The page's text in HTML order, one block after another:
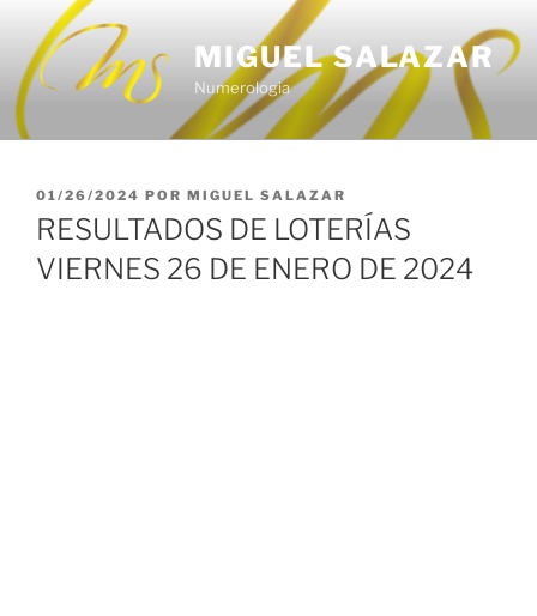
contenido
MIGUEL SALAZAR
Numerologia
PUBLICADO
EL
01/26/2024 POR MIGUEL SALAZAR
RESULTADOS DE LOTERÍAS
VIERNES 26 DE ENERO DE 2024